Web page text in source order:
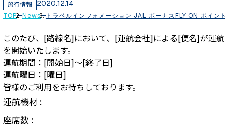
旅行情報 2020.12.14
TOP News トラベルインフォメーション JAL ボーナスFLY ON ポイン
このたび、[路線名]において、[運航会社]による[便名]が運航
を開始いたします。
運航期間：[開始日]～[終了日]
運航曜日：[曜日]
皆様のご利用をお待ちしております。
運航機材 :
座席数 :